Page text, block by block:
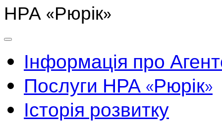
НРА «Рюрік»
Інформація про
Послуги НРА «Рюрік»
Історія розвитку